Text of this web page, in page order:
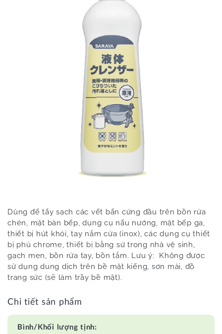
Dùng để tẩy sạch các vết bẩn cứng đầu trên bồn rửa
chén, mặt bàn bếp, dụng cụ nấu nướng, mặt bếp ga,
thiết bị hút khói, tay nắm cửa (inox), các dụng cụ thiết
bị phủ chrome, thiết bị bằng sứ trong nhà vệ sinh,
gạch men, bồn rửa tay, bồn tắm. Lưu ý: Không được
sử dụng dung dịch trên bề mặt kiếng, sơn mài, đồ
trang sức (sẽ làm trầy bề mặt).
Chi tiết sản phẩm
Bình/Khối lượng tịnh: